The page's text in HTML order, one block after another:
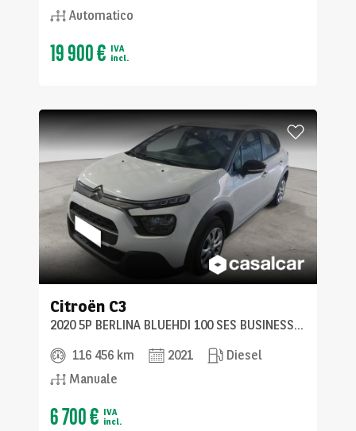
Automatico
19 900 € IVA
incl.
Citroën C3
2020 5P BERLINA BLUEHDI 100 SES BUSINESS COMBI
116 456 km
2021
Diesel
Manuale
6 700 € IVA
incl.